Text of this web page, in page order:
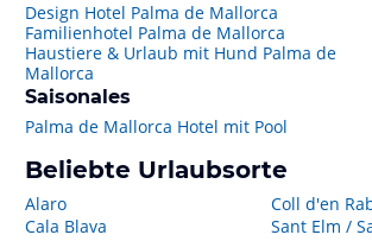
Design Hotel Palma de Mallorca
Familienhotel Palma de Mallorca
Haustiere & Urlaub mit Hund Palma de
Mallorca
Saisonales
Palma de Mallorca Hotel mit Pool
Beliebte Urlaubsorte
Alaro
Cala Blava
Coll d'en
Sant Elm /